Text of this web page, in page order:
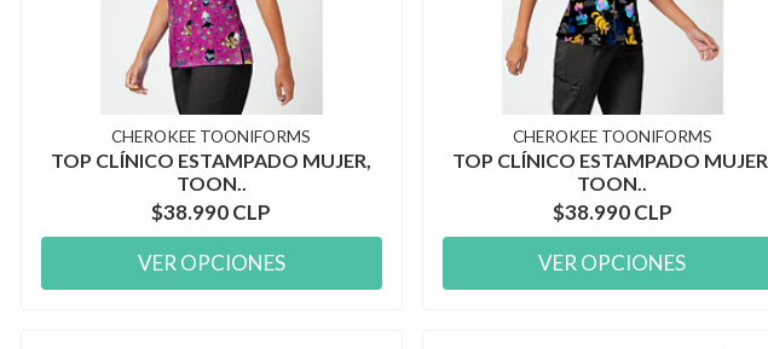
CHEROKEE TOONIFORMS
TOP CLÍNICO ESTAMPADO MUJER,
TOON..
$38.990 CLP
VER OPCIONES
CHEROKEE TOONIFORMS
TOP CLÍNICO ESTAMPADO MUJER,
TOON..
$38.990 CLP
VER OPCIONES